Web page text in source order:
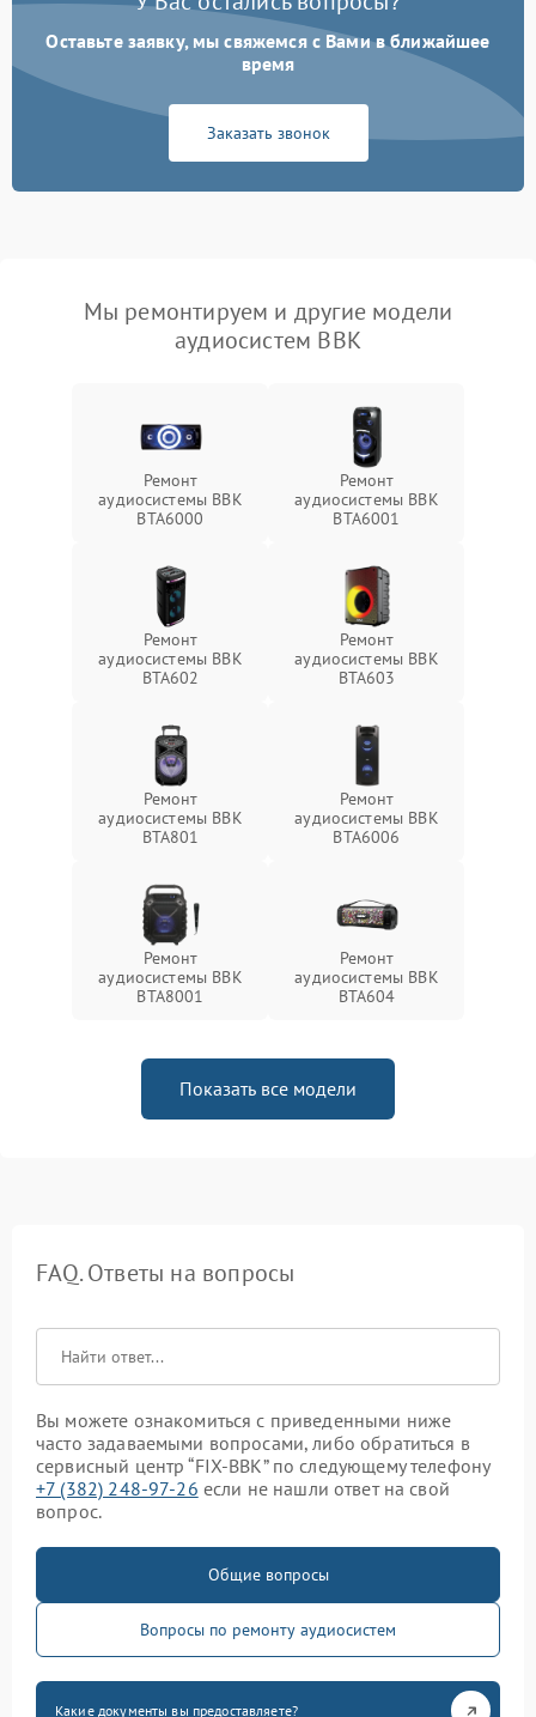
Оставьте заявку, мы свяжемся с Вами в ближайшее
время
Заказать звонок
Мы ремонтируем и другие модели
аудиосистем BBK
Ремонт
аудиосистемы BBK
BTA6000
Ремонт
аудиосистемы BBK
BTA6001
Ремонт
аудиосистемы BBK
BTA602
Ремонт
аудиосистемы BBK
BTA603
Ремонт
аудиосистемы BBK
BTA801
Ремонт
аудиосистемы BBK
BTA6006
Ремонт
аудиосистемы BBK
BTA8001
Ремонт
аудиосистемы BBK
BTA604
Показать все модели
FAQ. Ответы на вопросы
Вы можете ознакомиться с приведенными ниже
часто задаваемыми вопросами, либо обратиться в
сервисный центр “FIX-BBK” по следующему телефону
+7 (382) 248-97-26 если не нашли ответ на свой
вопрос.
Общие вопросы
Вопросы по ремонту аудиосистем
Какие документы вы предоставляете?